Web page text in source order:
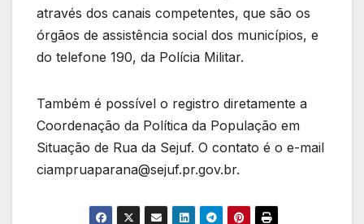
através dos canais competentes, que são os
órgãos de assistência social dos municípios, e
do telefone 190, da Polícia Militar.
Também é possível o registro diretamente a
Coordenação da Política da População em
Situação de Rua da Sejuf. O contato é o e-mail
ciampruaparana@sejuf.pr.gov.br.